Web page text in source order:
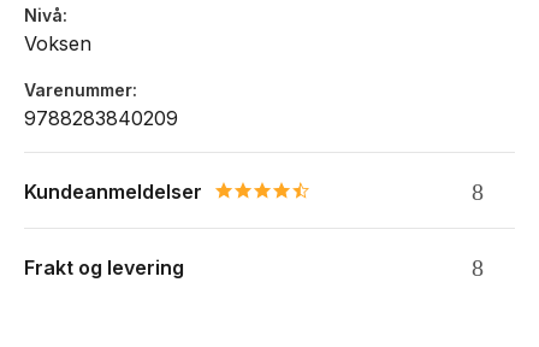
Nivå
Voksen
Varenummer
9788283840209
Kundeanmeldelser 4.3 star rating
Frakt og levering